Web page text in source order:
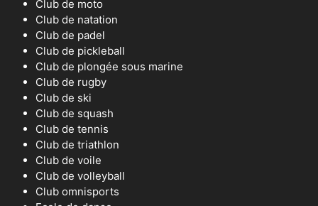
Club de moto
Club de natation
Club de padel
Club de pickleball
Club de plongée sous marine
Club de rugby
Club de ski
Club de squash
Club de tennis
Club de triathlon
Club de voile
Club de volleyball
Club omnisports